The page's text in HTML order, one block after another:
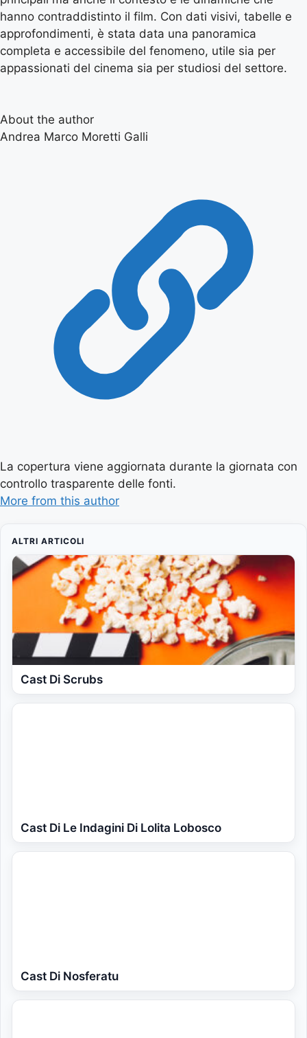
hanno contraddistinto il film. Con dati visivi, tabelle e
approfondimenti, è stata data una panoramica
completa e accessibile del fenomeno, utile sia per
appassionati del cinema sia per studiosi del settore.
About the author
Andrea Marco Moretti Galli
La copertura viene aggiornata durante la giornata con
controllo trasparente delle fonti.
More from this author
ALTRI ARTICOLI
Cast Di Scrubs
Cast Di Le Indagini Di Lolita Lobosco
Cast Di Nosferatu